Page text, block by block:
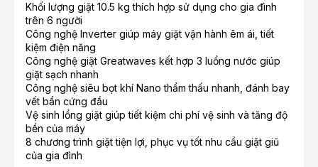
Khối lượng giặt 10.5 kg thích hợp sử dụng cho gia đình
trên 6 người
Công nghệ Inverter giúp máy giặt vận hành êm ái, tiết
kiệm điện năng
Công nghệ giặt Greatwaves kết hợp 3 luồng nước giúp
giặt sạch nhanh
Công nghệ siêu bọt khí Nano thẩm thấu nhanh, đánh bay
vết bẩn cứng đầu
Vệ sinh lồng giặt giúp tiết kiệm chi phí vệ sinh và tăng độ
bền của máy
8 chương trình giặt tiện lợi, phục vụ tốt nhu cầu giặt giũ
của gia đình